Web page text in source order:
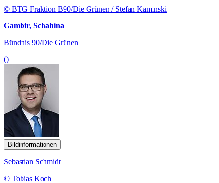
© BTG Fraktion B90/Die Grünen / Stefan Kaminski
Gambir, Schahina
Bündnis 90/Die Grünen
()
Bildinformationen
Sebastian Schmidt
© Tobias Koch